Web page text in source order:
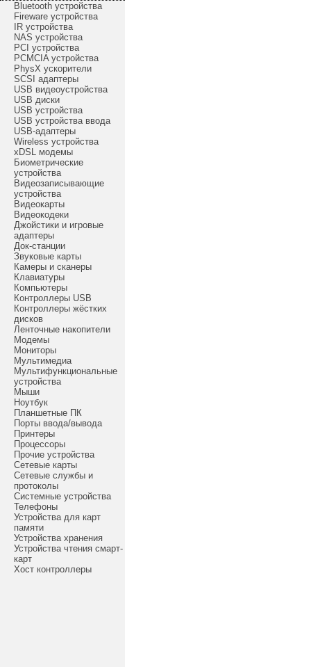
Bluetooth устройства
Fireware устройства
IR устройства
NAS устройства
PCI устройства
PCMCIA устройства
PhysX ускорители
SCSI адаптеры
USB видеоустройства
USB диски
USB устройства
USB устройства ввода
USB-адаптеры
Wireless устройства
xDSL модемы
Биометрические
устройства
Видеозаписывающие
устройства
Видеокарты
Видеокодеки
Джойстики и игровые
адаптеры
Док-станции
Звуковые карты
Камеры и сканеры
Клавиатуры
Компьютеры
Контроллеры USB
Контроллеры жёстких
дисков
Ленточные накопители
Модемы
Мониторы
Мультимедиа
Мультифункциональные
устройства
Мыши
Ноутбук
Планшетные ПК
Порты ввода/вывода
Принтеры
Процессоры
Прочие устройства
Сетевые карты
Сетевые службы и
протоколы
Системные устройства
Телефоны
Устройства для карт
памяти
Устройства хранения
Устройства чтения смарт-
карт
Хост контроллеры